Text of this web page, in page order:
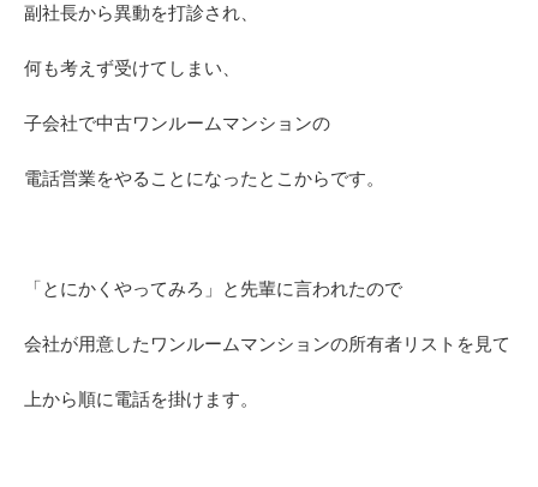
副社長から異動を打診され、
何も考えず受けてしまい、
子会社で中古ワンルームマンションの
電話営業をやることになったとこからです。
「とにかくやってみろ」と先輩に言われたので
会社が用意したワンルームマンションの所有者リストを見て
上から順に電話を掛けます。